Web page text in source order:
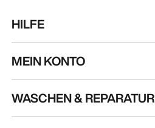
HILFE
MEIN KONTO
WASCHEN & REPARATUR